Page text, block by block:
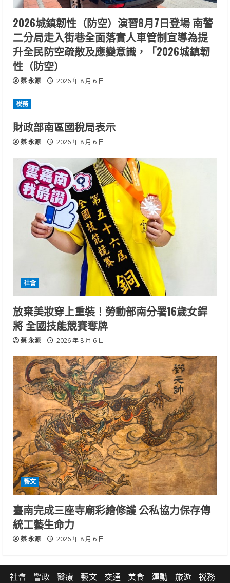
2026城鎮韌性（防空）演習8月7日登場 南警
二分局走入街巷全面落實人車管制宣導為提
升全民防空疏散及應變意識，「2026城鎮韌
性（防空）
蔡 永源 2026 年 8 月 6 日
祱務
財政部南區國稅局表示
蔡 永源 2026 年 8 月 6 日
社會
放棄美妝穿上重裝！勞動部南分署16歲女銲
將 全國技能競賽奪牌
蔡 永源 2026 年 8 月 6 日
藝文
臺南完成三座寺廟彩繪修護 公私協力保存傳
統工藝生命力
蔡 永源 2026 年 8 月 6 日
社會 警政 醫療 藝文 交通 美食 運動 旅遊 祱務